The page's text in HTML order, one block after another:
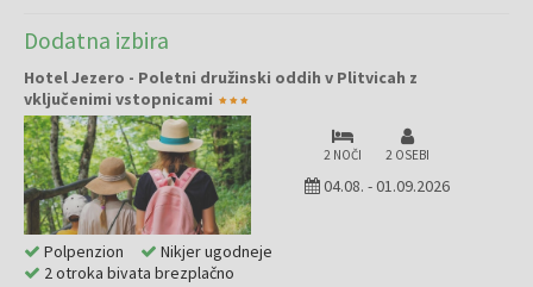
Dodatna izbira
Hotel Jezero - Poletni družinski oddih v Plitvicah z
vključenimi vstopnicami
2 NOČI 2 OSEBI
04.08. -01.09.2026
Polpenzion
Nikjer ugodneje
2 otroka bivata brezplačno